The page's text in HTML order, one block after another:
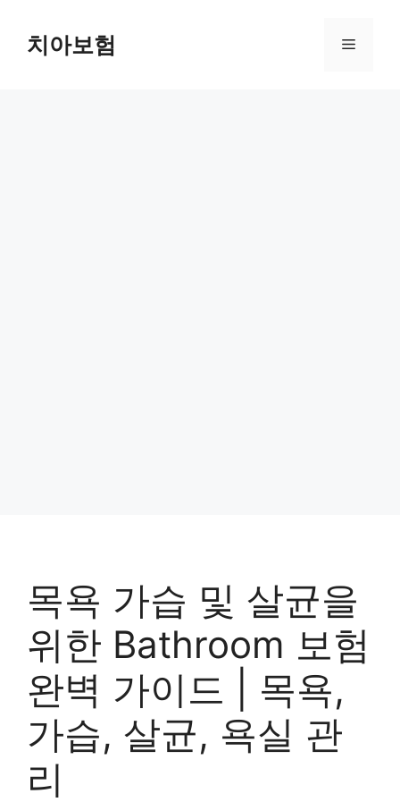
content치아보험 Menu
목욕 가습 및 살균을
위한 Bathroom 보험
완벽 가이드 | 목욕,
가습, 살균, 욕실 관
리